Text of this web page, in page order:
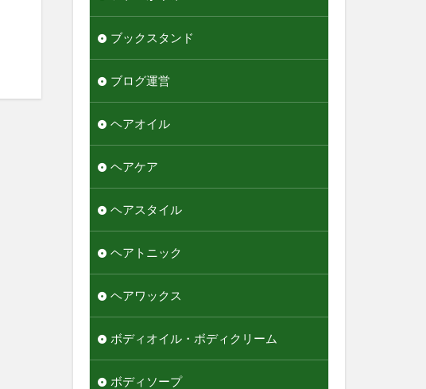
ブックスタンド
ブログ運営
ヘアオイル
ヘアケア
ヘアスタイル
ヘアトニック
ヘアワックス
ボディオイル・ボディクリーム
ボディソープ